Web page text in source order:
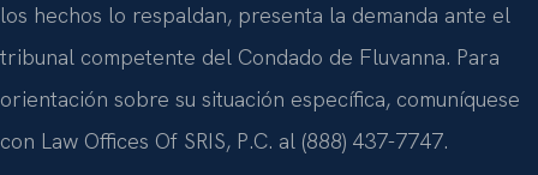
los hechos lo respaldan, presenta la demanda ante el
tribunal competente del Condado de Fluvanna. Para
orientación sobre su situación específica, comuníquese
con Law Offices Of SRIS, P.C. al (888) 437-7747.